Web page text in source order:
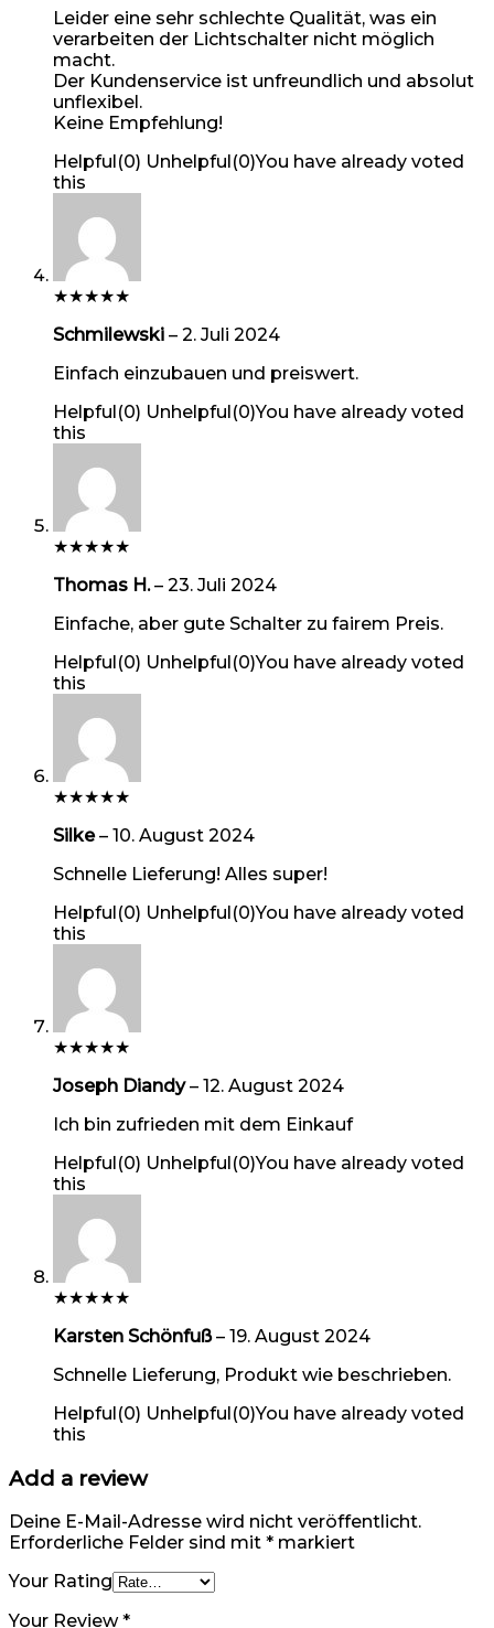
Leider eine sehr schlechte Qualität, was ein
verarbeiten der Lichtschalter nicht möglich
macht.
Der Kundenservice ist unfreundlich und absolut
unflexibel.
Keine Empfehlung!
Helpful(0) Unhelpful(0)You have already voted
this
★★★★★
Schmilewski – 2. Juli 2024
Einfach einzubauen und preiswert.
Helpful(0) Unhelpful(0)You have already voted
this
★★★★★
Thomas H.– 23. Juli 2024
Einfache, aber gute Schalter zu fairem Preis.
Helpful(0) Unhelpful(0)You have already voted
this
★★★★★
Silke– 10. August 2024
Schnelle Lieferung! Alles super!
Helpful(0) Unhelpful(0)You have already voted
this
★★★★★
Joseph Diandy– 12. August 2024
Ich bin zufrieden mit dem Einkauf
Helpful(0) Unhelpful(0)You have already voted
this
★★★★★
Karsten Schönfuß– 19. August 2024
Schnelle Lieferung, Produkt wie beschrieben.
Helpful(0) Unhelpful(0)You have already voted
this
Add a review
Deine E-Mail-Adresse wird nicht veröffentlicht.
Erforderliche Felder sind mit * markiert
Your Rating
Your Review*